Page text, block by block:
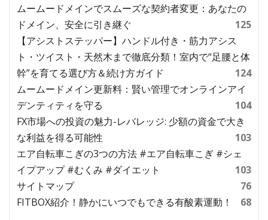
ムームードメインでスムーズな契約者変更：あなたの
ドメイン、安全に引き継ぐ
125
【アシストステッパー】ハンドル付き・筋力アシス
ト・ツイスト・天然木まで徹底分類！室内で“足腰と体
幹”を育てる選び方＆続け方ガイド
124
ムームードメイン更新料：賢い管理でオンラインアイ
デンティティを守る
104
FX市場への投資の魅力-レバレッジ: 少額の資金で大き
な利益を得る可能性
103
エア自転車こぎの3つの方法 #エア自転車こぎ #シェ
イプアップ #むくみ #ダイエット
103
サイトマップ
76
FITBOX紹介！静かにいつでもできる有酸素運動！
68